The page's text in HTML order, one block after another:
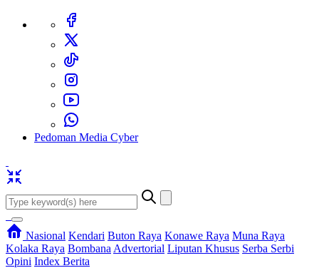
Pedoman Media Cyber
Nasional Kendari Buton Raya Konawe Raya Muna Raya
Kolaka Raya Bombana Advertorial Liputan Khusus Serba Serbi
Opini Index Berita